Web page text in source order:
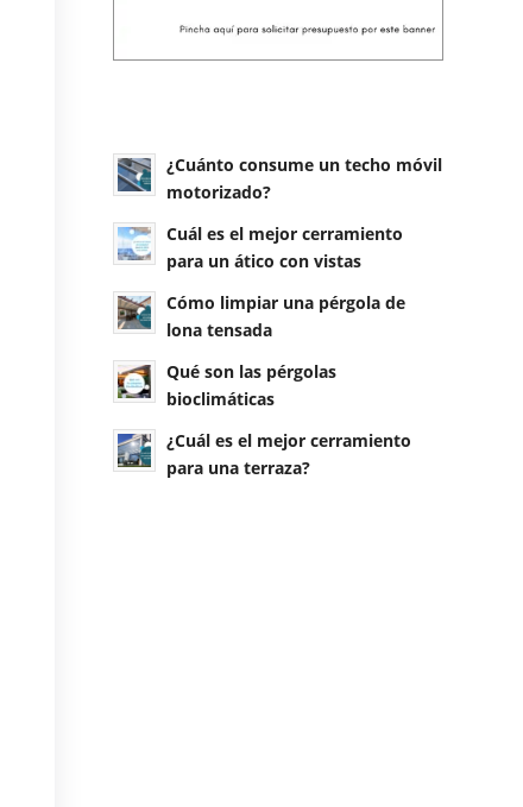
¿Cuánto consume un techo móvil
motorizado?
Cuál es el mejor cerramiento
para un ático con vistas
Cómo limpiar una pérgola de
lona tensada
Qué son las pérgolas
bioclimáticas
¿Cuál es el mejor cerramiento
para una terraza?